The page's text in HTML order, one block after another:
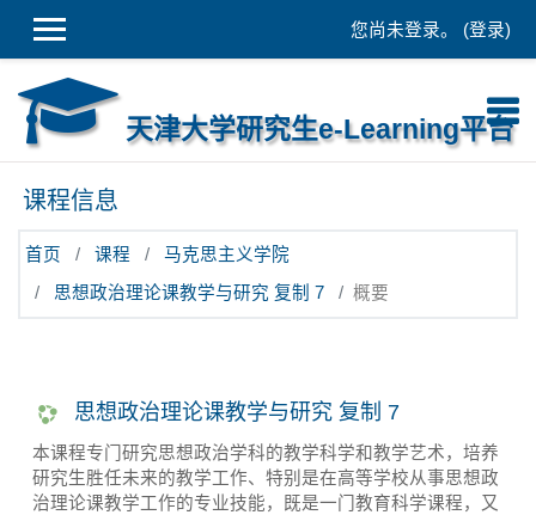
您尚未登录。 (登录)
天津大学研究生e-Learning平台
课程信息
首页 课程
马克思主义学院
思想政治理论课教学与研究 复制 7
概要
思想政治理论课教学与研究 复制 7
本课程专门研究思想政治学科的教学科学和教学艺术，培养
研究生胜任未来的教学工作、特别是在高等学校从事思想政
治理论课教学工作的专业技能，既是一门教育科学课程，又